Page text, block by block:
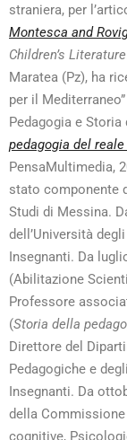
straniera, per
Montesca and
Children’s Literature
Maratea (Pz), ha
per il
Pedagogia e
pedagogia del
PensaMultimedia,
stato componente
Studi di Messina.
dell’Università
Insegnanti. Da
(Abilitazione
Professore
(Storia della
Direttore del
Pedagogiche e
Insegnanti. Da
della
cognitive,